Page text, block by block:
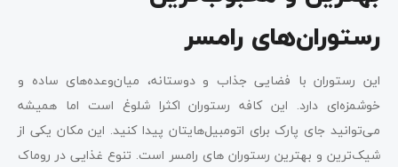
رستوران‌های رامسر
این رستوران با فضایی جذاب و دوستانه، میان‌وعده‌های ساده و
خوشمزه‌ای دارد. این کافه رستوران اکثرا شلوغ است اما همیشه
می‌توانید جای پارک برای اتومبیل‌هایتان پیدا کنید. این مکان یکی از
شیک‌ترین و بهترین رستوران های رامسر است. تنوع غذایی در روماک